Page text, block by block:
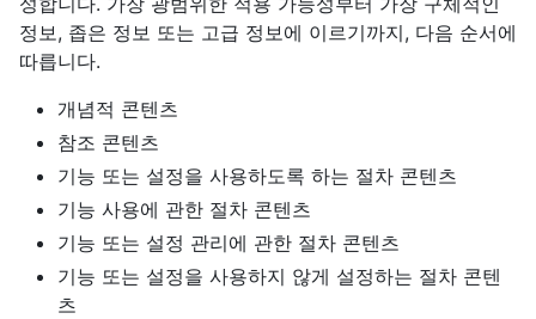
정보, 좁은 정보 또는 고급 정보에 이르기까지, 다음 순서에
따릅니다.
개념적 콘텐츠
참조 콘텐츠
기능 또는 설정을 사용하도록 하는 절차 콘텐츠
기능 사용에 관한 절차 콘텐츠
기능 또는 설정 관리에 관한 절차 콘텐츠
기능 또는 설정을 사용하지 않게 설정하는 절차 콘텐
츠